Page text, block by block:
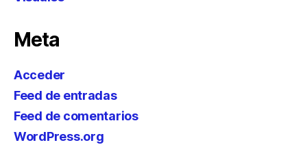
Meta
Acceder
Feed de entradas
Feed de comentarios
WordPress.org